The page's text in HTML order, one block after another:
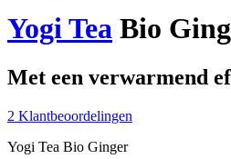
Yogi Tea Bio
Met een verwarmend
2 Klantbeoordelingen
Yogi Tea Bio Ginger